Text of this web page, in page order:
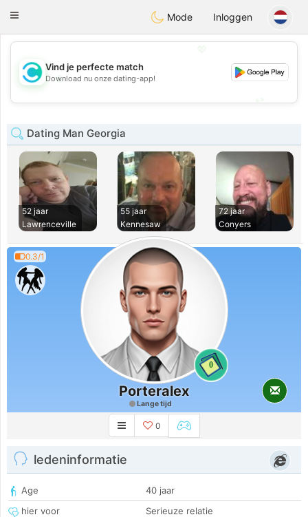
olombiaCitas
Toggle
Mode Inloggen
💖
💕
Vind je perfecte match
Download nu onze dating-app!
Dating Man Georgia
52 jaar
Lawrenceville
55 jaar
Kennesaw
72 jaar
Conyers
0.3/1
0
Porteralex
Lange tijd
0
ledeninformatie
Age
40 jaar
hier voor
Serieuze relatie